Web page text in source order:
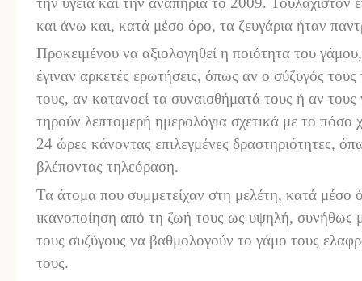
και άνω και, κατά μέσο όρο, τα ζευγάρια ήταν
Προκειμένου να αξιολογηθεί η ποιότητα του
έγιναν αρκετές ερωτήσεις, όπως αν ο σύζυγός
τους, αν κατανοεί τα συναισθήματά τους ή αν τους
τηρούν λεπτομερή ημερολόγια σχετικά με το πόσο
24 ώρες κάνοντας επιλεγμένες δραστηριότητες,
βλέποντας τηλεόραση.
Τα άτομα που συμμετείχαν στη μελέτη, κατά μέσο
ικανοποίηση από τη ζωή τους ως υψηλή, συνήθως
τους συζύγους να βαθμολογούν το γάμο τους
τους.